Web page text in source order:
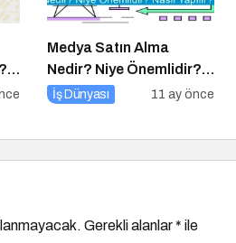
Medya Satın Alma
Nedir? Niye Önemlidir?
Medya Satın Alma Nasıl
İş Dünyası 11 ay önce
Gerekli alanlar* ile